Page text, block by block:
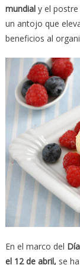
mundialy el postre
un antojo que
beneficios al
En el marco del
el 12 de abril, se